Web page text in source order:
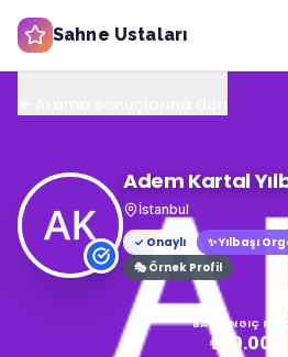
Sahne Ustaları
Adem Kartal
İstanbul
✓ Onaylı
✨Yılbaşı
🎭 Örnek Profil
BAŞLANGIÇ
₺10.000